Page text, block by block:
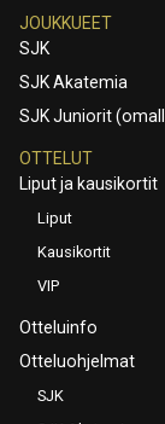
JOUKKUEET
SJK
SJK Akatemia
SJK Juniorit
OTTELUT
Liput ja kausikortit
Liput
Kausikortit
VIP
Otteluinfo
Otteluohjelmat
SJK